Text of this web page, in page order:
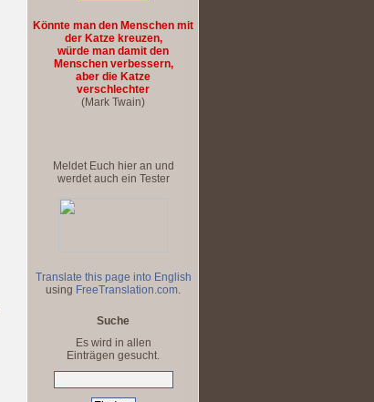
Könnte man den Menschen mit
der Katze kreuzen,
würde man damit den
Menschen verbessern,
aber die Katze
verschlechter
(Mark Twain)
Meldet Euch hier an und
werdet auch ein Tester
Translate this page into English
using FreeTranslation.com.
Suche
Es wird in allen
Einträgen gesucht.